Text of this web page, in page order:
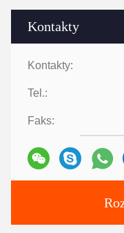
Kontakty
Kontakty:
Tel.:
Faks: